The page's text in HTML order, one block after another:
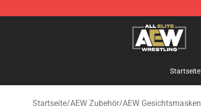
Aew Shop ⚡️ Official Aew Merchandise Store
Startseite
Startseite/AEW Zubehör/AEW Gesichtsmasken